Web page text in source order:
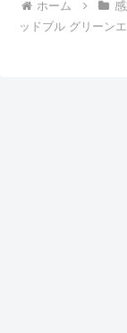
ホーム
ッドブル グリーン